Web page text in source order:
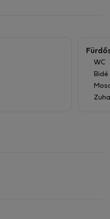
WC
Bidé